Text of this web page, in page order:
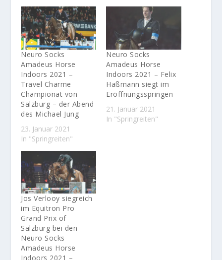
Neuro Socks
Amadeus Horse
Indoors 2021 –
Travel Charme
Championat von
Salzburg – der Abend
des Michael Jung
23. Januar 2021
In "Springreiten"
Neuro Socks
Amadeus Horse
Indoors 2021 – Felix
Haßmann siegt im
Eröffnungsspringen
21. Januar 2021
In "Springreiten"
Jos Verlooy siegreich
im Equitron Pro
Grand Prix of
Salzburg bei den
Neuro Socks
Amadeus Horse
Indoors 2021 –